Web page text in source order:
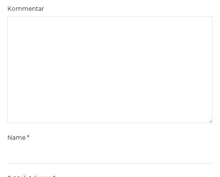
Kommentar
Name *